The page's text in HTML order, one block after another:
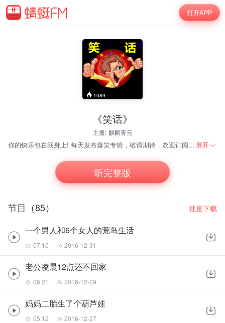
打开APP
1089
《笑话》
主播: 麒麟青云
你的快乐包在我身上! 每天发布爆笑专辑，敬请期待，欢迎订阅《笑话》。投稿请给我留言哦。观看视频请在腾讯、优酷搜索Listenbook。也可关注微信公众平台Listenbook。 展开
听完整版
节目（85） 批量下载
一个男人和6个女人的荒岛生活
07:10 2016-12-31
老公凌晨12点还不回家
06:21 2016-12-29
妈妈二胎生了个葫芦娃
05:12 2016-12-27